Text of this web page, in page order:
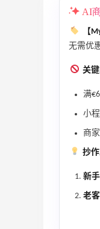
AI
【
无需优
关
满
小
商
抄
新
老